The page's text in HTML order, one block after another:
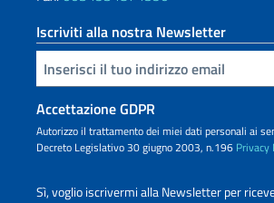
Iscriviti alla nostra Newsletter
Inserisci la tua email
Accettazione GDPR
Autorizzo il trattamento dei miei dati personali ai
Decreto Legislativo 30 giugno 2003, n.196 Privacy
Sì, voglio iscrivermi alla Newsletter per